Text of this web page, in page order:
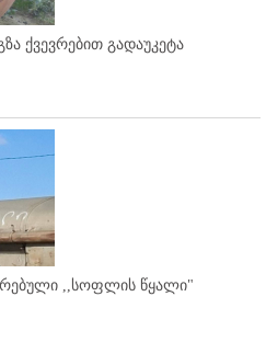
ქვევრებით გადაუკეტა
,,სოფლის წყალი"